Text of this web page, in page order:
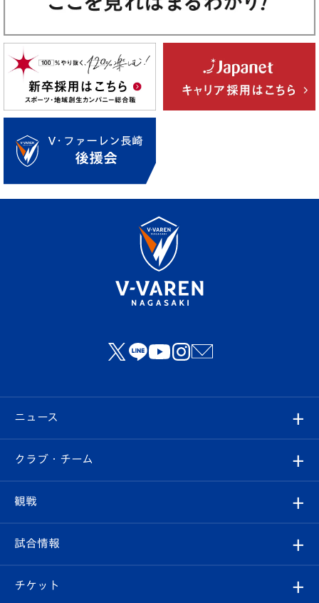
ニュース
すべて
クラブ
試合情報
クラブ・チーム
クラブ概要
観戦
観戦ルール
試合情報
試合日程/結果
チケット